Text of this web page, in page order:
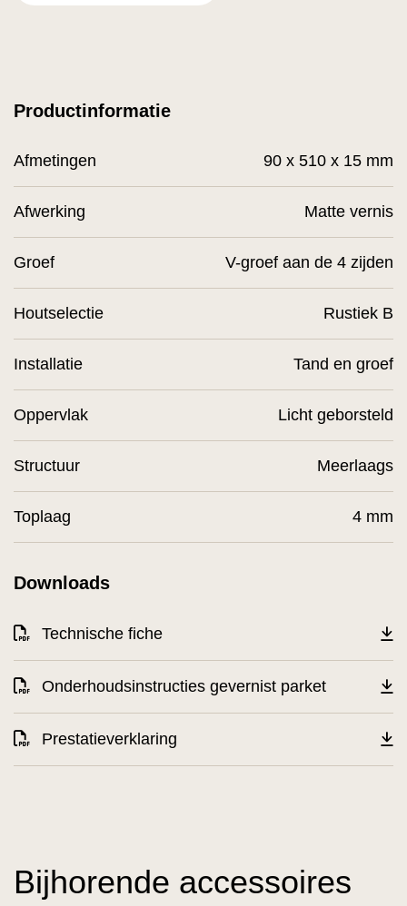
Downloads
Technische fiche
Onderhoudsinstructies gevernist parket
Prestatieverklaring
Productinformatie
Afmetingen 90 x 510 x 15 mm
Afwerking Matte vernis
Groef V-groef aan de 4 zijden
Houtselectie Rustiek B
Installatie Tand en groef
Oppervlak Licht geborsteld
Structuur Meerlaags
Toplaag 4 mm
Bijhorende accessoires